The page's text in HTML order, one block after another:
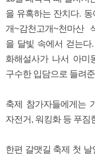
을 유혹하는 잔치다.
개~감천고개~천마산
을 달빛 속에서 걷는
화해설사가 나서 아미
구수한 입담으로 들려
축제 참가자들에게는
자전거, 워킹화 등 푸짐
한편 갈맷길 축제 첫